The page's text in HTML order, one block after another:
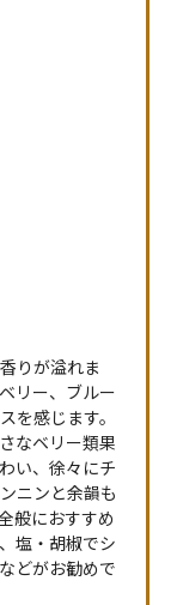
りが溢れま
リー、ブルー
を感じます。
なベリー類果
い、徐々にチ
ニンと余韻も
般におすすめ
塩・胡椒でシ
どがお勧めで